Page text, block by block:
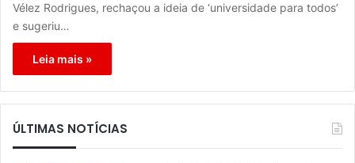
Vélez Rodrigues, rechaçou a ideia de ‘universidade para todos’
e sugeriu…
Leia mais »
ÚLTIMAS NOTÍCIAS